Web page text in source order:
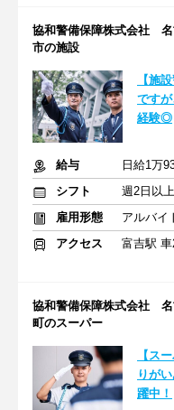
協和警備保障株式会社
市の施設
【施
です
経験◎
給与
日給1万
シフト
週2日以
雇用形態
アルバイ
アクセス
富吉駅
協和警備保障株式会社
町のスーパー
【ス
りが
躍中！